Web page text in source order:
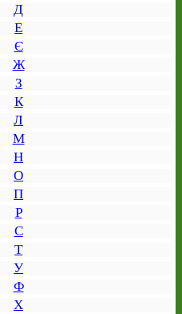
Д
Е
Є
Ж
З
К
Л
М
Н
О
П
Р
С
Т
У
Ф
Х